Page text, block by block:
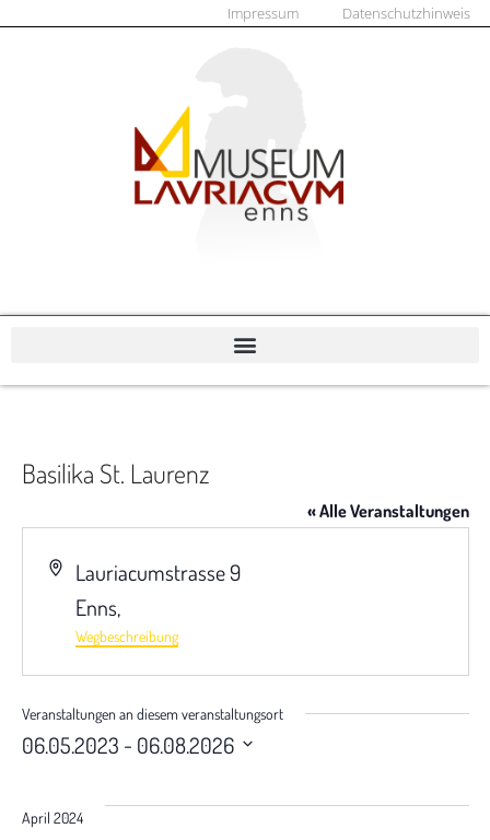
Impressum Datenschutzhinweis
Basilika St. Laurenz
« Alle Veranstaltungen
A
e
s
s
Lauriacumstrasse 9
Enns,
Wegbeschreibung
Veranstaltungen an diesem veranstaltungsort
06.05.2023 - 06.08.2026
t
April 2024